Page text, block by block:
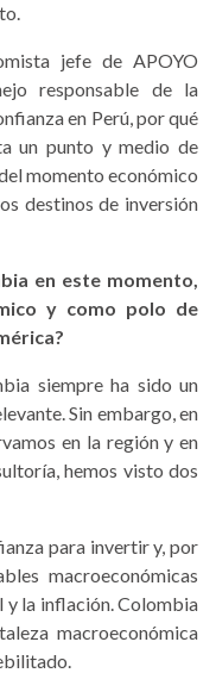
jefe de APOYO
responsable de la
en Perú, por qué
un punto y medio de
momento económico
destinos de inversión
en este momento,
y como polo de
siempre ha sido un
Sin embargo, en
en la región y en
hemos visto dos
para invertir y, por
macroeconómicas
y la inflación. Colombia
macroeconómica